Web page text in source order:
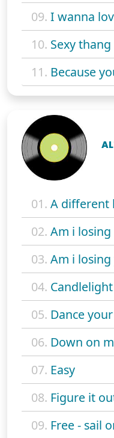
09. I wanna
10. Sexy thang
11. Because
01. A different
02. Am i losing
03. Am i losing
04.
05. Dance
06. Down on
07. Easy
08. Figure it
09. Free - sail